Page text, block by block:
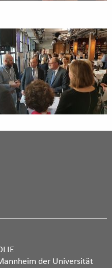
der Universität